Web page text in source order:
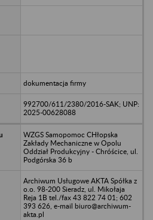
dokumentacja firmy
992700/611/2380/2016-SAK; UNP:
2025-00628088
WZGS Samopomoc CHłopska
Zakłady Mechaniczne w Opolu
Oddział Produkcyjny - Chróścice, ul.
Podgórska 36 b
Archiwum Usługowe AKTA Spółka z
o.o. 98-200 Sieradz, ul. Mikołaja
Reja 1B tel./fax 43 822 74 01; 602
393 626, e-mail biuro@archiwum-
akta.pl